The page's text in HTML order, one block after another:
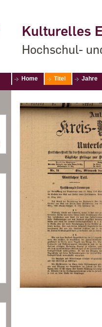
Kulturelles
Hochschul-
Home Titel Jahre